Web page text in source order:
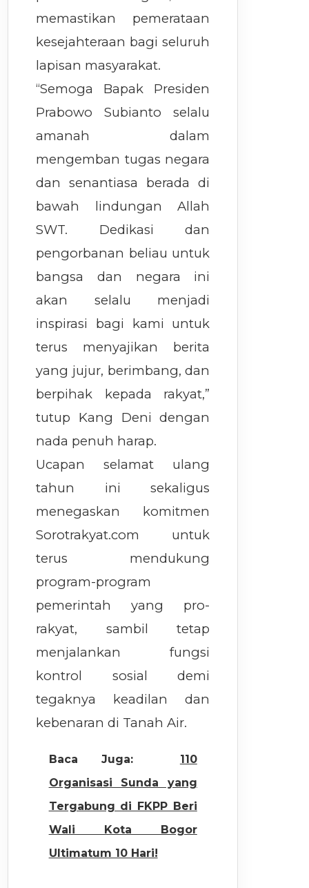
memastikan pemerataan
kesejahteraan bagi seluruh
lapisan masyarakat.
“Semoga Bapak Presiden
Prabowo Subianto selalu
amanah dalam
mengemban tugas negara
dan senantiasa berada di
bawah lindungan Allah
SWT. Dedikasi dan
pengorbanan beliau untuk
bangsa dan negara ini
akan selalu menjadi
inspirasi bagi kami untuk
terus menyajikan berita
yang jujur, berimbang, dan
berpihak kepada rakyat,”
tutup Kang Deni dengan
nada penuh harap.
Ucapan selamat ulang
tahun ini sekaligus
menegaskan komitmen
Sorotrakyat.com untuk
terus mendukung
program-program
pemerintah yang pro-
rakyat, sambil tetap
menjalankan fungsi
kontrol sosial demi
tegaknya keadilan dan
kebenaran di Tanah Air.
Baca Juga:
110
Organisasi Sunda yang
Tergabung di FKPP Beri
Wali Kota Bogor
Ultimatum 10 Hari!